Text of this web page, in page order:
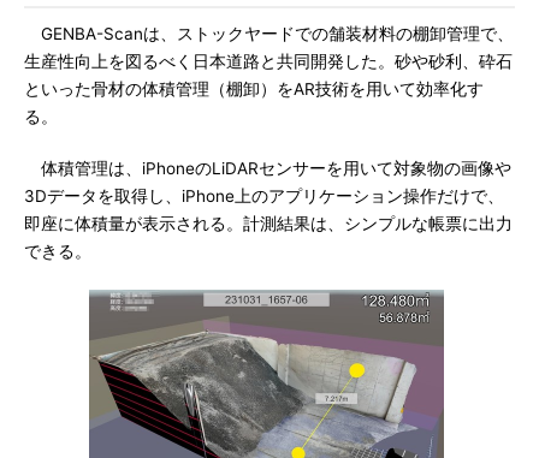
GENBA-Scanは、ストックヤードでの舗装材料の棚卸管理で、
生産性向上を図るべく日本道路と共同開発した。砂や砂利、砕石
といった骨材の体積管理（棚卸）をAR技術を用いて効率化す
る。
体積管理は、iPhoneのLiDARセンサーを用いて対象物の画像や
3Dデータを取得し、iPhone上のアプリケーション操作だけで、
即座に体積量が表示される。計測結果は、シンプルな帳票に出力
できる。